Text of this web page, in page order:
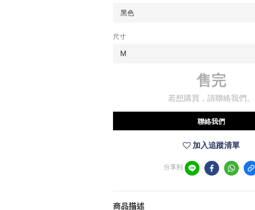
尺寸
售完
若想購買，請聯絡我們。
聯絡我們
加入追蹤清單
分享到
商品描述